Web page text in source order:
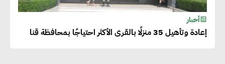
أخبار
إعادة وتأهيل 35 منزلًا بالقرى الأكثر احتياجًا بمحافظة قنا